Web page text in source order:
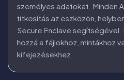
személyes adatokat. Minden
titkosítás az eszközön,
Secure Enclave segítségével.
hozzá a fájlokhoz, mintákhoz
kifejezésekhez.